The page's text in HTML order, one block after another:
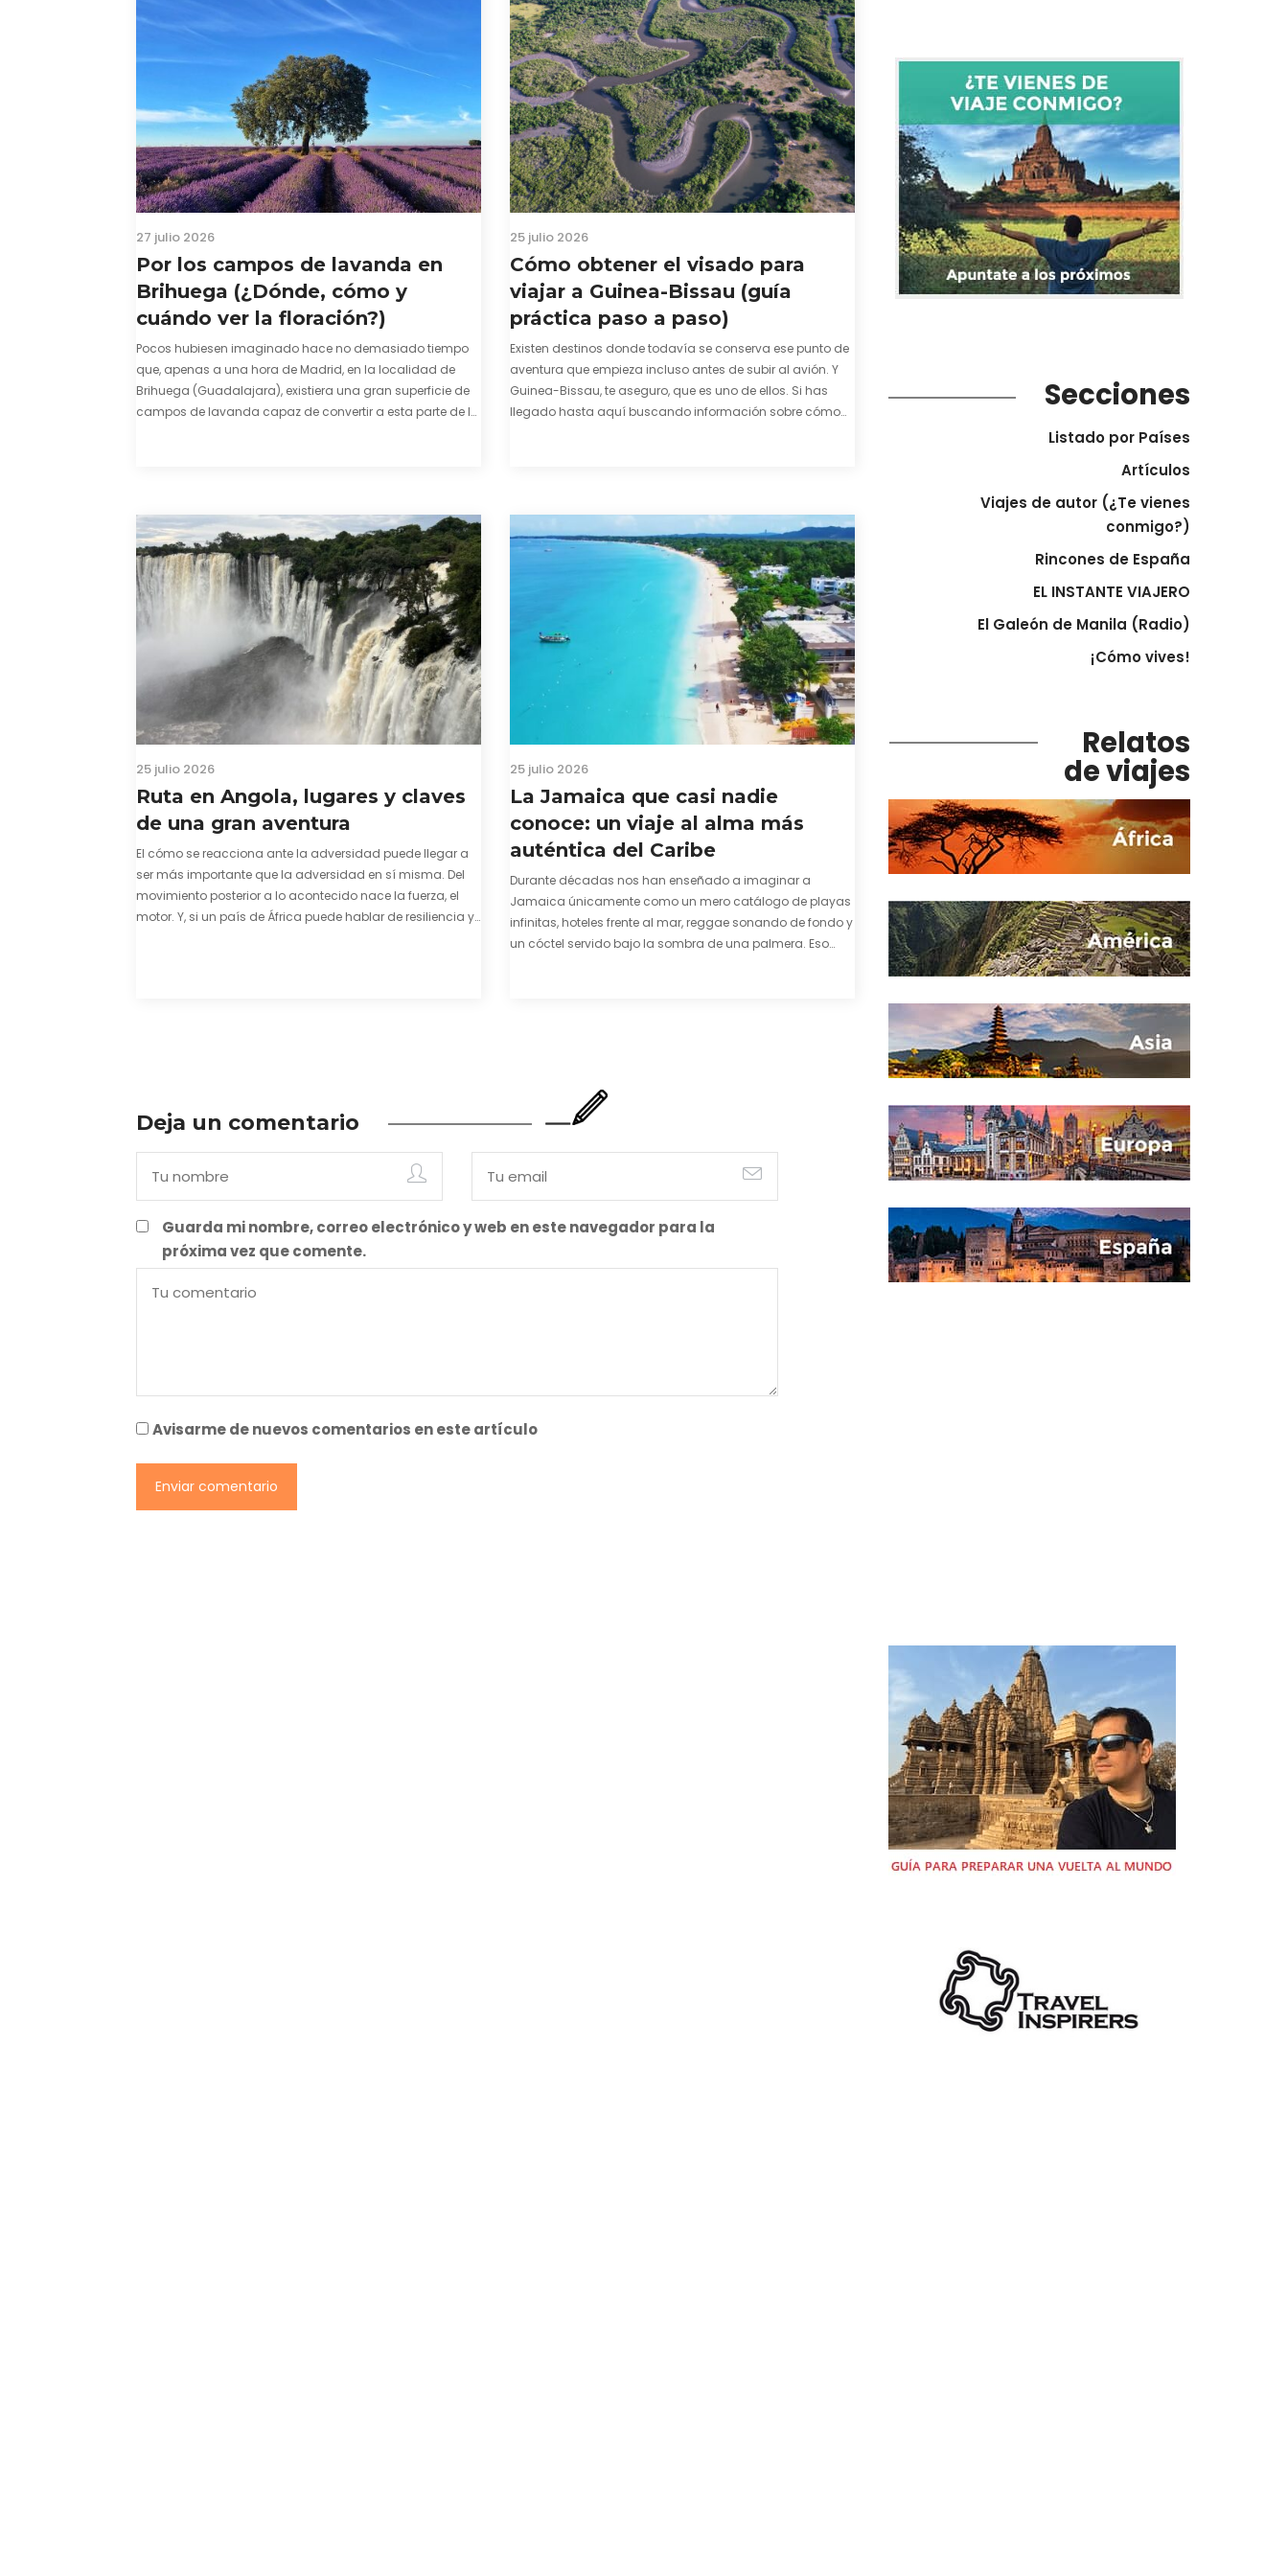
27 julio 2026
Por los campos de lavanda en
Brihuega (¿Dónde, cómo y
cuándo ver la floración?)
Pocos hubiesen imaginado hace no demasiado tiempo
que, apenas a una hora de Madrid, en la localidad de
Brihuega (Guadalajara), existiera una gran superficie de
campos de lavanda capaz de convertir a esta parte de la
25 julio 2026
Cómo obtener el visado para
viajar a Guinea-Bissau (guía
práctica paso a paso)
Existen destinos donde todavía se conserva ese punto de
aventura que empieza incluso antes de subir al avión. Y
Guinea-Bissau, te aseguro, que es uno de ellos. Si has
llegado hasta aquí buscando información sobre cómo
25 julio 2026
Ruta en Angola, lugares y claves
de una gran aventura
El cómo se reacciona ante la adversidad puede llegar a
ser más importante que la adversidad en sí misma. Del
movimiento posterior a lo acontecido nace la fuerza, el
motor. Y, si un país de África puede hablar de resiliencia y
25 julio 2026
La Jamaica que casi nadie
conoce: un viaje al alma más
auténtica del Caribe
Durante décadas nos han enseñado a imaginar a
Jamaica únicamente como un mero catálogo de playas
infinitas, hoteles frente al mar, reggae sonando de fondo y
un cóctel servido bajo la sombra de una palmera. Eso
Deja un comentario
Guarda mi nombre, correo electrónico y web en este navegador para la
próxima vez que comente.
Avisarme de nuevos comentarios en este artículo
Secciones
Listado por Países
Artículos
Viajes de autor (¿Te vienes
conmigo?)
Rincones de España
EL INSTANTE VIAJERO
El Galeón de Manila (Radio)
¡Cómo vives!
Relatos
de viajes